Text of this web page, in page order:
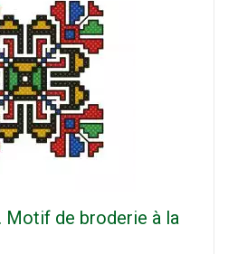
Motif de broderie à la